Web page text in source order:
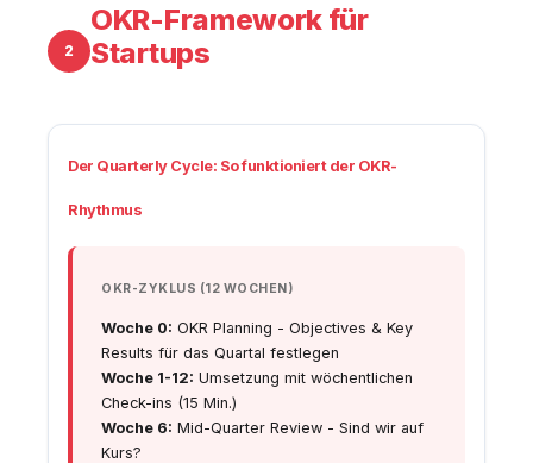
2
OKR-Framework für
Startups
Der Quarterly Cycle: So funktioniert der OKR-
Rhythmus
OKR-ZYKLUS (12 WOCHEN)
Woche 0: OKR Planning - Objectives & Key
Results für das Quartal festlegen
Woche 1-12: Umsetzung mit wöchentlichen
Check-ins (15 Min.)
Woche 6: Mid-Quarter Review - Sind wir auf
Kurs?